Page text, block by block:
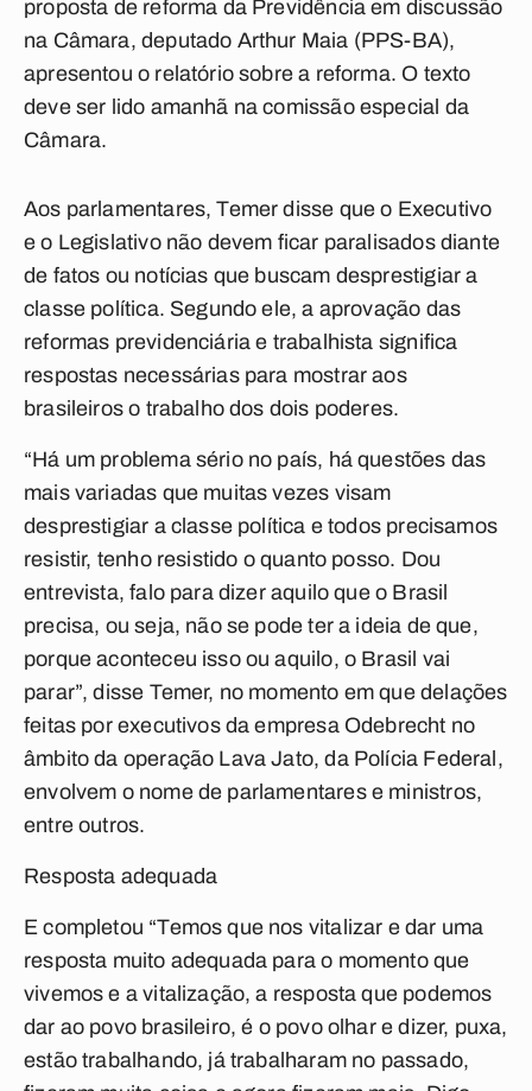
proposta de reforma da Previdência em discussão
na Câmara, deputado Arthur Maia (PPS-BA),
apresentou o relatório sobre a reforma. O texto
deve ser lido amanhã na comissão especial da
Câmara.
Aos parlamentares, Temer disse que o Executivo
e o Legislativo não devem ficar paralisados diante
de fatos ou notícias que buscam desprestigiar a
classe política. Segundo ele, a aprovação das
reformas previdenciária e trabalhista significa
respostas necessárias para mostrar aos
brasileiros o trabalho dos dois poderes.
“Há um problema sério no país, há questões das
mais variadas que muitas vezes visam
desprestigiar a classe política e todos precisamos
resistir, tenho resistido o quanto posso. Dou
entrevista, falo para dizer aquilo que o Brasil
precisa, ou seja, não se pode ter a ideia de que,
porque aconteceu isso ou aquilo, o Brasil vai
parar”, disse Temer, no momento em que delações
feitas por executivos da empresa Odebrecht no
âmbito da operação Lava Jato, da Polícia Federal,
envolvem o nome de parlamentares e ministros,
entre outros.
Resposta adequada
E completou “Temos que nos vitalizar e dar uma
resposta muito adequada para o momento que
vivemos e a vitalização, a resposta que podemos
dar ao povo brasileiro, é o povo olhar e dizer, puxa,
estão trabalhando, já trabalharam no passado,